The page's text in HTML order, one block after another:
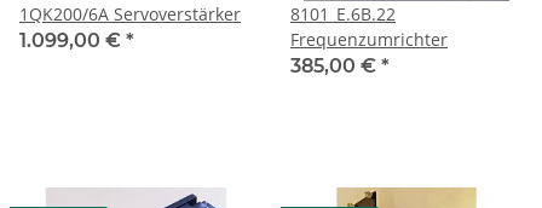
1QK200/6A Servoverstärker
1.099,00 € *
8101_E.6B.22
Frequenzumrichter
385,00 € *